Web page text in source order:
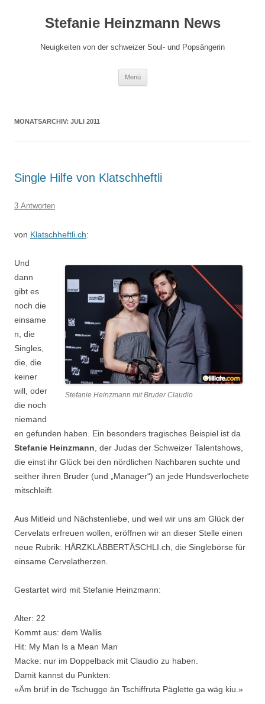
springenStefanie Heinzmann News
Neuigkeiten von der schweizer Soul- und Popsängerin
Menü
MONATSARCHIV: JULI 2011
Single Hilfe von Klatschheftli
3 Antworten
von Klatschheftli.ch:
Stefanie Heinzmann mit Bruder Claudio
Und
dann
gibt es
noch die
einsame
n, die
Singles,
die, die
keiner
will, oder
die noch
niemand
en gefunden haben. Ein besonders tragisches Beispiel ist da
Stefanie Heinzmann , der Judas der Schweizer Talentshows,
die einst ihr Glück bei den nördlichen Nachbaren suchte und
seither ihren Bruder (und „Manager“) an jede Hundsverlochete
mitschleift.
Aus Mitleid und Nächstenliebe, und weil wir uns am Glück der
Cervelats erfreuen wollen, eröffnen wir an dieser Stelle einen
neue Rubrik: HÄRZKLÄBBERTÄSCHLI.ch, die Singlebörse für
einsame Cervelatherzen.
Gestartet wird mit Stefanie Heinzmann:
Alter: 22
Kommt aus: dem Wallis
Hit: My Man Is a Mean Man
Macke: nur im Doppelback mit Claudio zu haben.
Damit kannst du Punkten:
«Äm brüf in de Tschugge än Tschiffruta Päglette ga wäg kiu.»